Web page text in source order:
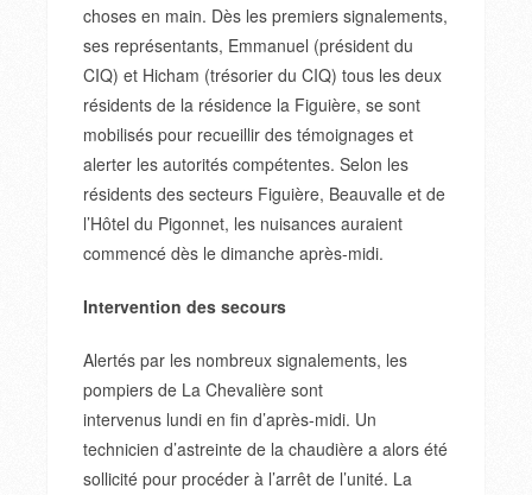
choses en main. Dès les premiers signalements,
ses représentants, Emmanuel (président du
CIQ) et Hicham (trésorier du CIQ) tous les deux
résidents de la résidence la Figuière, se sont
mobilisés pour recueillir des témoignages et
alerter les autorités compétentes. Selon les
résidents des secteurs Figuière, Beauvalle et de
l’Hôtel du Pigonnet, les nuisances auraient
commencé dès le dimanche après-midi.
Intervention des secours
Alertés par les nombreux signalements, les
pompiers de La Chevalière sont
intervenus lundi en fin d’après-midi. Un
technicien d’astreinte de la chaudière a alors été
sollicité pour procéder à l’arrêt de l’unité. La